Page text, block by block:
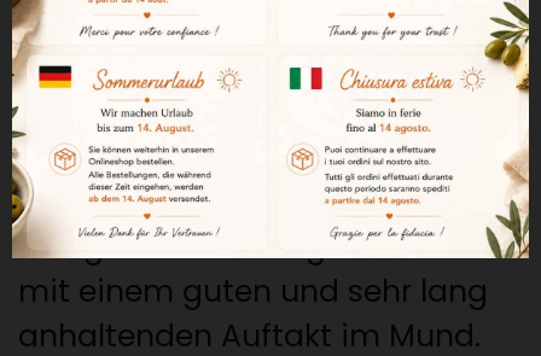
attraktive, intensive Kirschfarbe
mit violetten Nuancen. Das
kräftige Aroma von reifen,
gerösteten roten Früchten mit
Röstnoten verleiht diesem reifen,
süffigen Wein eine große Struktur
mit einem guten und sehr lang
anhaltenden Auftakt im Mund.